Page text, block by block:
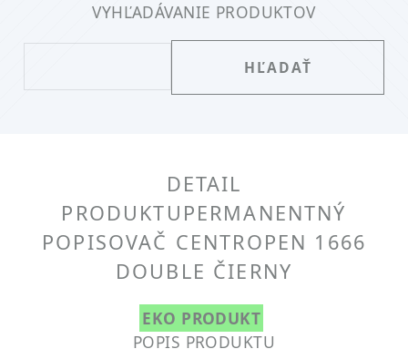
VYHĽADÁVANIE PRODUKTOV
DETAIL
PRODUKTU PERMANENTNÝ
POPISOVAČ CENTROPEN 1666
DOUBLE ČIERNY
EKO PRODUKT
POPIS PRODUKTU